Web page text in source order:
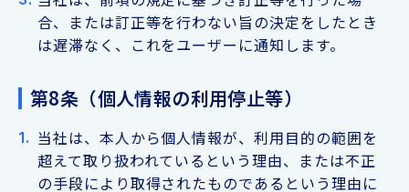
合、または訂正等を行わない旨の決定をしたとき
は遅滞なく、これをユーザーに通知します。
第8条（個人情報の利用停止等）
当社は、本人から個人情報が、利用目的の範囲を
超えて取り扱われているという理由、または不正
の手段により取得されたものであるという理由に